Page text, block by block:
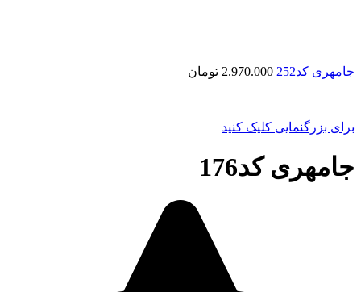
جامهری کد252 2.970.000 تومان
برای بزرگنمایی کلیک کنید
جامهری کد176